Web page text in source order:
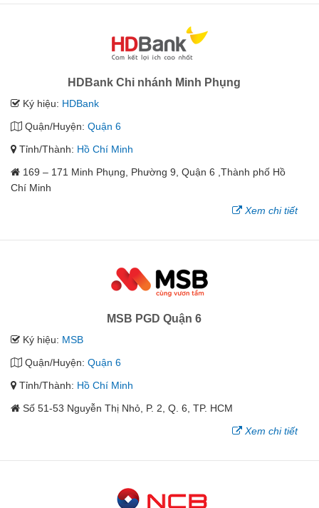
HDBank Chi nhánh Minh Phụng
Ký hiệu: HDBank
Quận/Huyện: Quận 6
Tỉnh/Thành: Hồ Chí Minh
169 – 171 Minh Phụng, Phường 9, Quận 6 ,Thành phố Hồ
Chí Minh
Xem chi tiết
MSB PGD Quận 6
Ký hiệu: MSB
Quận/Huyện: Quận 6
Tỉnh/Thành: Hồ Chí Minh
Số 51-53 Nguyễn Thị Nhỏ, P. 2, Q. 6, TP. HCM
Xem chi tiết